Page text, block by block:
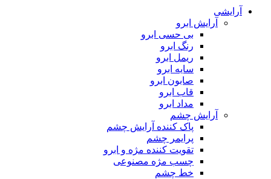
آرایشی
آرایش ابرو
بی حسی ابرو
رنگ ابرو
ریمل ابرو
سایه ابرو
صابون ابرو
قاب ابرو
مداد ابرو
آرایش چشم
پاک کننده آرایش چشم
پرایمر چشم
تقویت کننده مژه و ابرو
چسب مژه مصنوعی
خط چشم